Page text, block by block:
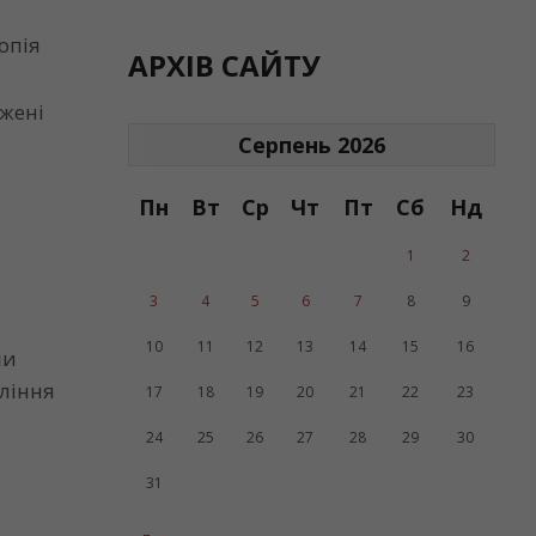
АРХІВ САЙТУ
Серпень 2026
Пн Вт Ср Чт Пт Сб Нд
1 2
3 4 5 6 7 8 9
10 11 12 13 14 15 16
17 18 19 20 21 22 23
24 25 26 27 28 29 30
31